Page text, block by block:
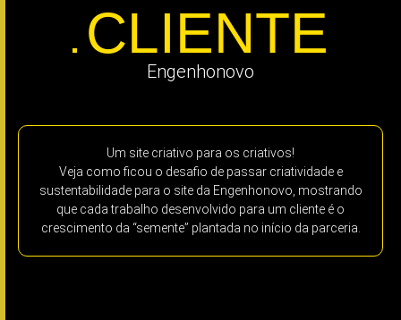
CLIENTE
Engenhonovo
Um site criativo para os criativos!
Veja como ficou o desafio de passar criatividade e
sustentabilidade para o site da Engenhonovo, mostrando
que cada trabalho desenvolvido para um cliente é o
crescimento da “semente” plantada no início da parceria.